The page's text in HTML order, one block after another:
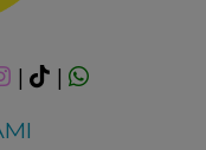
|
|